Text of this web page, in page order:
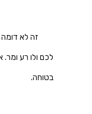
זה לא
לכם ולו רע
בטוחה.